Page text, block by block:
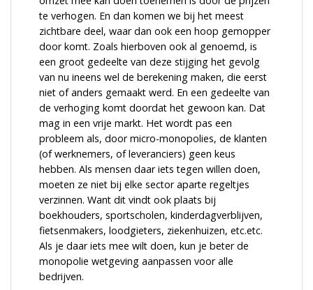
te verhogen. En dan komen we bij het meest
zichtbare deel, waar dan ook een hoop gemopper
door komt. Zoals hierboven ook al genoemd, is
een groot gedeelte van deze stijging het gevolg
van nu ineens wel de berekening maken, die eerst
niet of anders gemaakt werd. En een gedeelte van
de verhoging komt doordat het gewoon kan. Dat
mag in een vrije markt. Het wordt pas een
probleem als, door micro-monopolies, de klanten
(of werknemers, of leveranciers) geen keus
hebben. Als mensen daar iets tegen willen doen,
moeten ze niet bij elke sector aparte regeltjes
verzinnen. Want dit vindt ook plaats bij
boekhouders, sportscholen, kinderdagverblijven,
fietsenmakers, loodgieters, ziekenhuizen, etc.etc.
Als je daar iets mee wilt doen, kun je beter de
monopolie wetgeving aanpassen voor alle
bedrijven.